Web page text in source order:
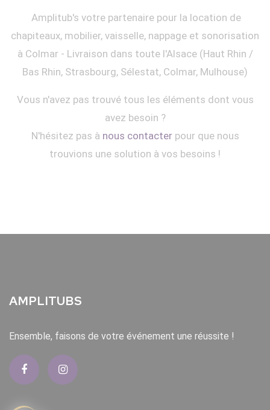
Amplitub's votre partenaire pour la location de
chapiteaux, mobilier, vaisselle, nappage et sonorisation
à Colmar - Livraison dans toute l'Alsace (Haut Rhin /
Bas Rhin, Strasbourg, Sélestat, Colmar, Mulhouse)
Vous n'avez pas trouvé tous les éléments dont vous
avez besoin ?
N'hésitez pas à nous contacterpour que nous
trouvions une solution à vos besoins !
AMPLITUBS
Ensemble, faisons de votre événement une réussite !